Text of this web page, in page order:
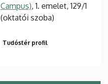
Campus), 1. emelet, 129/1
(oktatói szoba)
Tudóstér profil